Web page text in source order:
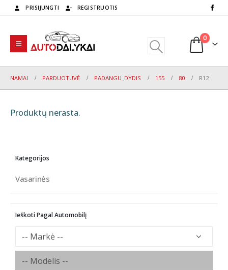
PRISIJUNGTI REGISTRUOTIS
0
NAMAI PARDUOTUVĖ PADANGU_DYDIS 155 80 R12
Produktų nerasta.
Kategorijos
Vasarinės
Ieškoti Pagal Automobilį